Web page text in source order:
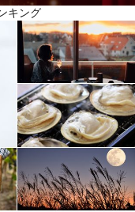
キング